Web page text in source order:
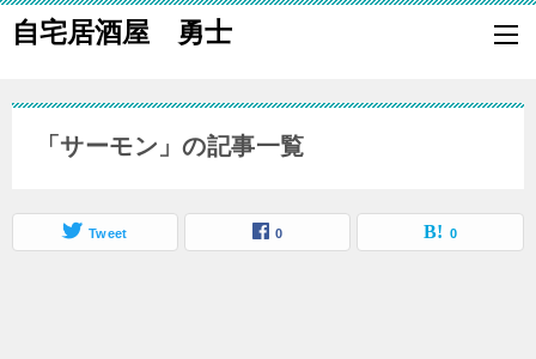
自宅居酒屋 勇士
自宅で居酒屋の「酒の肴」になる料理を楽しく作り、家族や親族に友
「サーモン」の記事一覧
Tweet 0 0